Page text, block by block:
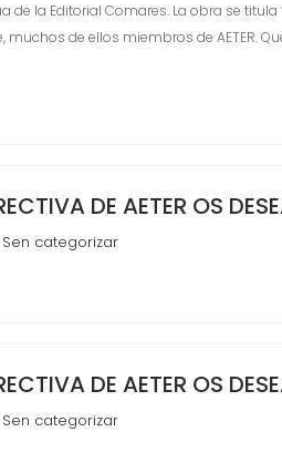
de la Editorial Comares. La obra se
de ellos miembros de AETER.
DE AETER OS
Sen categorizar
DE AETER OS
Sen categorizar